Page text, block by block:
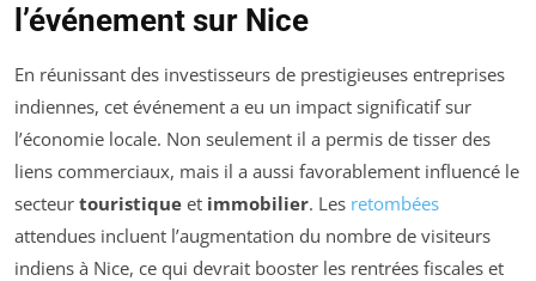
l’événement sur Nice
En réunissant des investisseurs de prestigieuses entreprises
indiennes, cet événement a eu un impact significatif sur
l’économie locale. Non seulement il a permis de tisser des
liens commerciaux, mais il a aussi favorablement influencé le
secteur touristique et immobilier. Les retombées
attendues incluent l’augmentation du nombre de visiteurs
indiens à Nice, ce qui devrait booster les rentrées fiscales et